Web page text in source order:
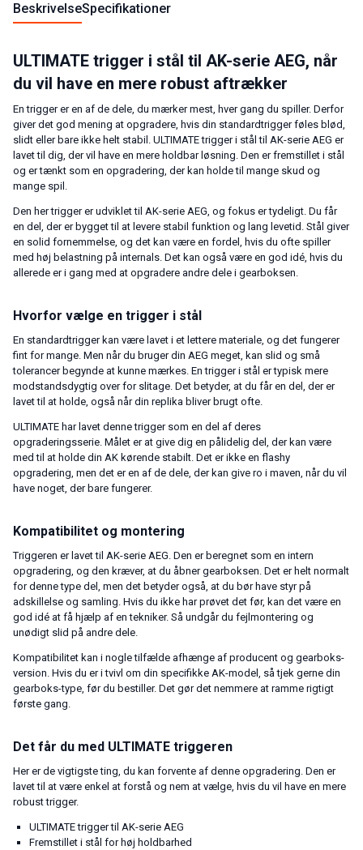
BeskrivelseSpecifikationer
ULTIMATE trigger i stål til AK-serie AEG, når
du vil have en mere robust aftrækker
En trigger er en af de dele, du mærker mest, hver gang du spiller. Derfor
giver det god mening at opgradere, hvis din standardtrigger føles blød,
slidt eller bare ikke helt stabil. ULTIMATE trigger i stål til AK-serie AEG er
lavet til dig, der vil have en mere holdbar løsning. Den er fremstillet i stål
og er tænkt som en opgradering, der kan holde til mange skud og
mange spil.
Den her trigger er udviklet til AK-serie AEG, og fokus er tydeligt. Du får
en del, der er bygget til at levere stabil funktion og lang levetid. Stål giver
en solid fornemmelse, og det kan være en fordel, hvis du ofte spiller
med høj belastning på internals. Det kan også være en god idé, hvis du
allerede er i gang med at opgradere andre dele i gearboksen.
Hvorfor vælge en trigger i stål
En standardtrigger kan være lavet i et lettere materiale, og det fungerer
fint for mange. Men når du bruger din AEG meget, kan slid og små
tolerancer begynde at kunne mærkes. En trigger i stål er typisk mere
modstandsdygtig over for slitage. Det betyder, at du får en del, der er
lavet til at holde, også når din replika bliver brugt ofte.
ULTIMATE har lavet denne trigger som en del af deres
opgraderingsserie. Målet er at give dig en pålidelig del, der kan være
med til at holde din AK kørende stabilt. Det er ikke en flashy
opgradering, men det er en af de dele, der kan give ro i maven, når du vil
have noget, der bare fungerer.
Kompatibilitet og montering
Triggeren er lavet til AK-serie AEG. Den er beregnet som en intern
opgradering, og den kræver, at du åbner gearboksen. Det er helt normalt
for denne type del, men det betyder også, at du bør have styr på
adskillelse og samling. Hvis du ikke har prøvet det før, kan det være en
god idé at få hjælp af en tekniker. Så undgår du fejlmontering og
unødigt slid på andre dele.
Kompatibilitet kan i nogle tilfælde afhænge af producent og gearboks-
version. Hvis du er i tvivl om din specifikke AK-model, så tjek gerne din
gearboks-type, før du bestiller. Det gør det nemmere at ramme rigtigt
første gang.
Det får du med ULTIMATE triggeren
Her er de vigtigste ting, du kan forvente af denne opgradering. Den er
lavet til at være enkel at forstå og nem at vælge, hvis du vil have en mere
robust trigger.
ULTIMATE trigger til AK-serie AEG
Fremstillet i stål for høj holdbarhed